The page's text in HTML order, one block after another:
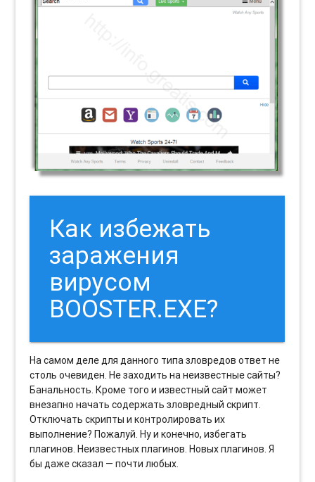
Как избежать
заражения
вирусом
BOOSTER.EXE?
На самом деле для данного типа зловредов ответ не
столь очевиден. Не заходить на неизвестные сайты?
Банальность. Кроме того и известный сайт может
внезапно начать содержать зловредный скрипт.
Отключать скрипты и контролировать их
выполнение? Пожалуй. Ну и конечно, избегать
плагинов. Неизвестных плагинов. Новых плагинов. Я
бы даже сказал — почти любых.